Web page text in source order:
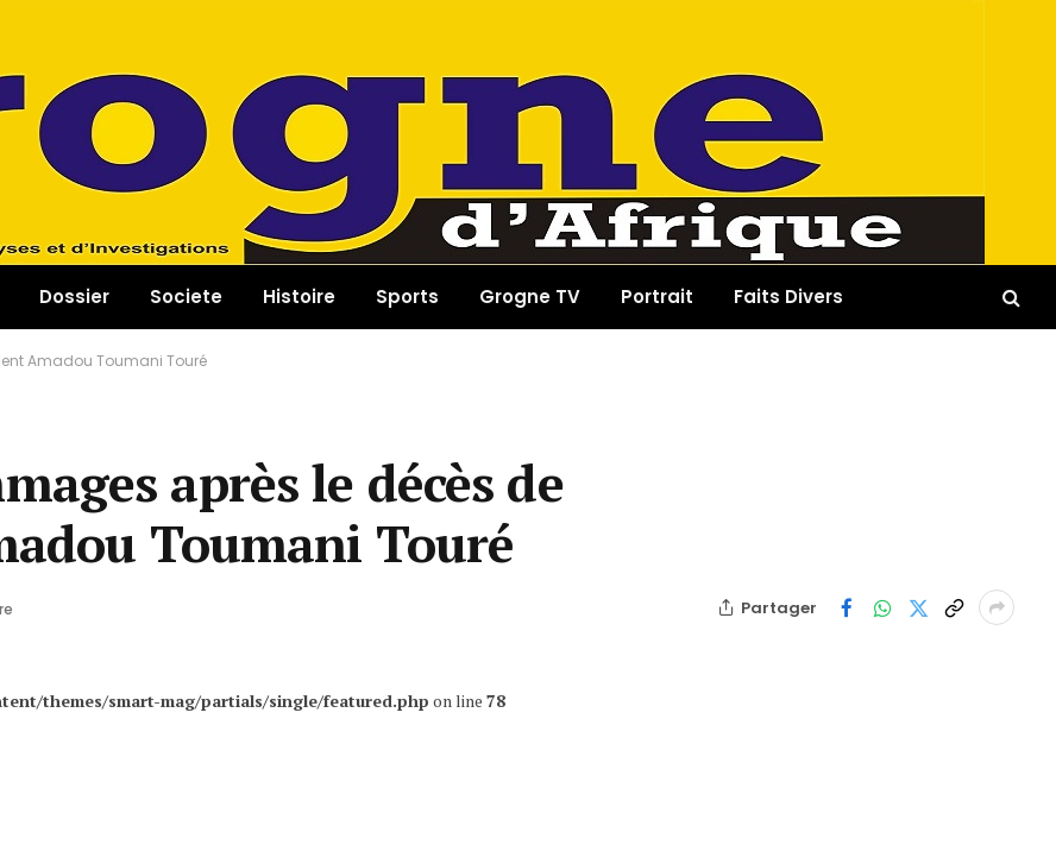
Dossier Societe Histoire Sports Grogne TV Portrait Faits Divers
Amadou Toumani Touré
après le décès de
Toumani Touré
Partager
themes/smart-mag/partials/single/featured.php on line 78